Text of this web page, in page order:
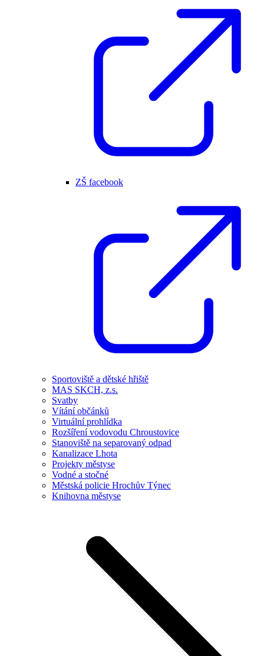
ZŠ facebook
Sportoviště a dětské hřiště
MAS SKCH, z.s.
Svatby
Vítání občánků
Virtuální prohlídka
Rozšíření vodovodu Chroustovice
Stanoviště na separovaný odpad
Kanalizace Lhota
Projekty městyse
Vodné a stočné
Městská policie Hrochův Týnec
Knihovna městyse